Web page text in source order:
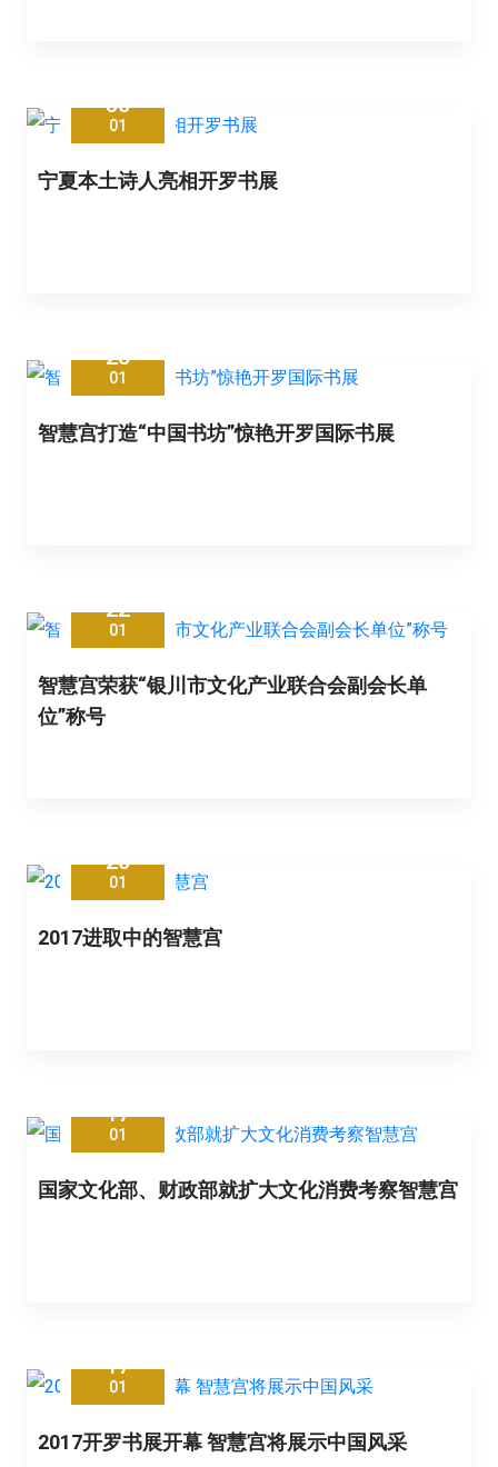
30
01
宁夏本土诗人亮相开罗书展
28
01
智慧宫打造“中国书坊”惊艳开罗国际书展
22
01
智慧宫荣获“银川市文化产业联合会副会长单
位”称号
20
01
2017进取中的智慧宫
17
01
国家文化部、财政部就扩大文化消费考察智慧宫
17
01
2017开罗书展开幕 智慧宫将展示中国风采